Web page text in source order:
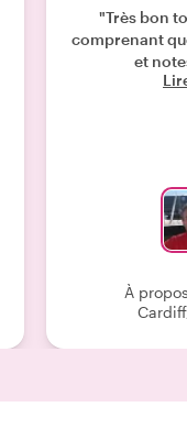
"Très bon
comprenant
et
À